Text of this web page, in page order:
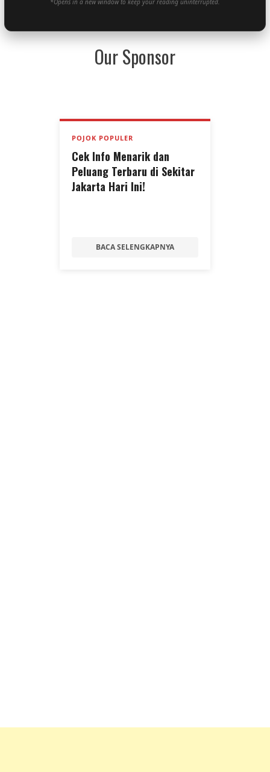
*Opens in a new window to keep your reading uninterrupted.
Our Sponsor
POJOK POPULER
Cek Info Menarik dan
Peluang Terbaru di Sekitar
Jakarta Hari Ini!
BACA SELENGKAPNYA